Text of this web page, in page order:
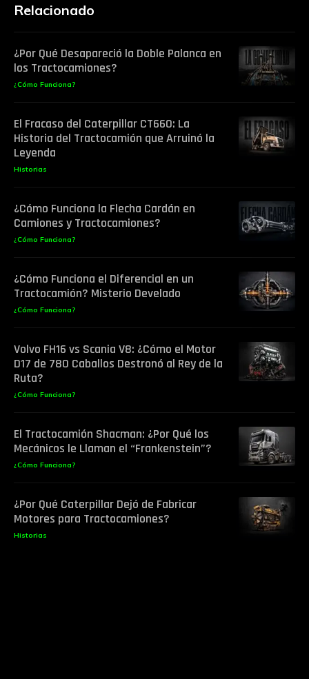
Relacionado
¿Por Qué Desapareció la Doble Palanca en
los Tractocamiones?
¿Cómo Funciona?
El Fracaso del Caterpillar CT660: La
Historia del Tractocamión que Arruinó la
Leyenda
Historias
¿Cómo Funciona la Flecha Cardán en
Camiones y Tractocamiones?
¿Cómo Funciona?
¿Cómo Funciona el Diferencial en un
Tractocamión? Misterio Develado
¿Cómo Funciona?
Volvo FH16 vs Scania V8: ¿Cómo el Motor
D17 de 780 Caballos Destronó al Rey de la
Ruta?
¿Cómo Funciona?
El Tractocamión Shacman: ¿Por Qué los
Mecánicos le Llaman el “Frankenstein”?
¿Cómo Funciona?
¿Por Qué Caterpillar Dejó de Fabricar
Motores para Tractocamiones?
Historias